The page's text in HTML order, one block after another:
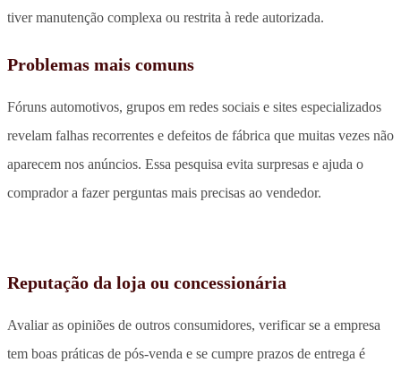
tiver manutenção complexa ou restrita à rede autorizada.
Problemas mais comuns
Fóruns automotivos, grupos em redes sociais e sites especializados
revelam falhas recorrentes e defeitos de fábrica que muitas vezes não
aparecem nos anúncios. Essa pesquisa evita surpresas e ajuda o
comprador a fazer perguntas mais precisas ao vendedor.
Reputação da loja ou concessionária
Avaliar as opiniões de outros consumidores, verificar se a empresa
tem boas práticas de pós-venda e se cumpre prazos de entrega é